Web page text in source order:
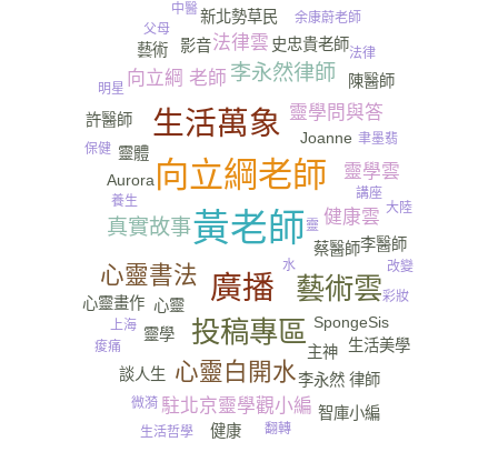
黃老師
向立綱老師
廣播
生活萬象
投稿專區
藝術雲
心靈白開水
心靈書法
李永然律師
真實故事 健康雲
靈學問與答
駐北京靈學觀小編
靈學雲
向立綱 老師
法律雲
心靈
李醫師
靈體
Joanne
新北勢草民
靈學
蔡醫師
心靈畫作
SpongeSis
主神
李永然 律師
影音
談人生
史忠貴老師
生活美學
Aurora
健康
陳醫師
藝術
許醫師
智庫小編
養生
保健
上海
翻轉
余康蔚老師
聿墨翡
講座
法律
生活哲學
父母
大陸
彩妝
中醫
明星
微漪
改變
靈
痠痛
水